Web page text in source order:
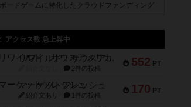
ボードゲームに特化したクラウドファンディング
アクセス数 急上昇中
552 PT
リワイルド：サウスアメリカ
2件の投稿
170 PT
マーケットフレッシュ
紹介文あり 1件の投稿